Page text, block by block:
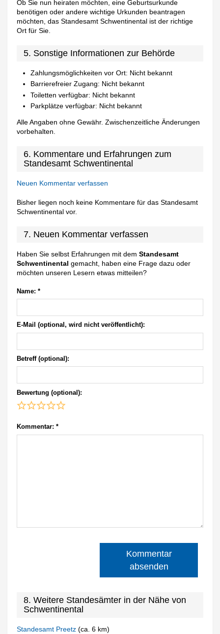
Ob Sie nun heiraten möchten, eine Geburtsurkunde
benötigen oder andere wichtige Urkunden beantragen
möchten, das Standesamt Schwentinental ist der richtige
Ort für Sie.
5. Sonstige Informationen zur Behörde
Zahlungsmöglichkeiten vor Ort: Nicht bekannt
Barrierefreier Zugang: Nicht bekannt
Toiletten verfügbar: Nicht bekannt
Parkplätze verfügbar: Nicht bekannt
Alle Angaben ohne Gewähr. Zwischenzeitliche Änderungen
vorbehalten.
6. Kommentare und Erfahrungen zum
Standesamt Schwentinental
Neuen Kommentar verfassen
Bisher liegen noch keine Kommentare für das Standesamt
Schwentinental vor.
7. Neuen Kommentar verfassen
Haben Sie selbst Erfahrungen mit demStandesamt
Schwentinental gemacht, haben eine Frage dazu oder
möchten unseren Lesern etwas mitteilen?
Name: *
E-Mail (optional, wird nicht veröffentlicht):
Betreff (optional):
Bewertung (optional):
Kommentar: *
Kommentar
absenden
8. Weitere Standesämter in der Nähe von
Schwentinental
Standesamt Preetz(ca. 6 km)